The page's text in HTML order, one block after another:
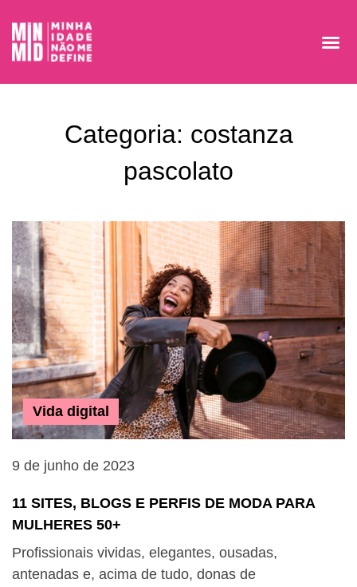
Categoria: costanza
pascolato
Vida digital
9 de junho de 2023
11 SITES, BLOGS E PERFIS DE MODA PARA
MULHERES 50+
Profissionais vividas, elegantes, ousadas,
antenadas e, acima de tudo, donas de